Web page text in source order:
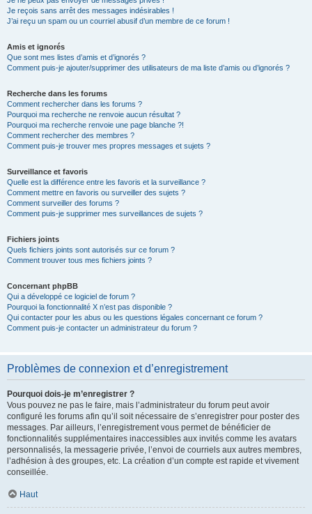
Je reçois sans arrêt des messages indésirables !
J’ai reçu un spam ou un courriel abusif d’un membre de ce forum !
Amis et ignorés
Que sont mes listes d’amis et d’ignorés ?
Comment puis-je ajouter/supprimer des utilisateurs de ma liste d’amis ou d’ignorés ?
Recherche dans les forums
Comment rechercher dans les forums ?
Pourquoi ma recherche ne renvoie aucun résultat ?
Pourquoi ma recherche renvoie une page blanche ?!
Comment rechercher des membres ?
Comment puis-je trouver mes propres messages et sujets ?
Surveillance et favoris
Quelle est la différence entre les favoris et la surveillance ?
Comment mettre en favoris ou surveiller des sujets ?
Comment surveiller des forums ?
Comment puis-je supprimer mes surveillances de sujets ?
Fichiers joints
Quels fichiers joints sont autorisés sur ce forum ?
Comment trouver tous mes fichiers joints ?
Concernant phpBB
Qui a développé ce logiciel de forum ?
Pourquoi la fonctionnalité X n’est pas disponible ?
Qui contacter pour les abus ou les questions légales concernant ce forum ?
Comment puis-je contacter un administrateur du forum ?
Problèmes de connexion et d’enregistrement
Pourquoi dois-je m’enregistrer ?
Vous pouvez ne pas le faire, mais l’administrateur du forum peut avoir
configuré les forums afin qu’il soit nécessaire de s’enregistrer pour poster des
messages. Par ailleurs, l’enregistrement vous permet de bénéficier de
fonctionnalités supplémentaires inaccessibles aux invités comme les avatars
personnalisés, la messagerie privée, l’envoi de courriels aux autres membres,
l’adhésion à des groupes, etc. La création d’un compte est rapide et vivement
conseillée.
Haut